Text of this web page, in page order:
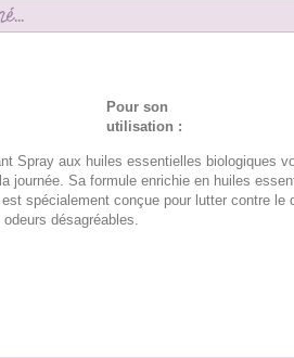
Pour son
utilisation :
Spray aux huiles essentielles biologiques
journée. Sa formule enrichie en huiles
spécialement conçue pour lutter contre le
désagréables.